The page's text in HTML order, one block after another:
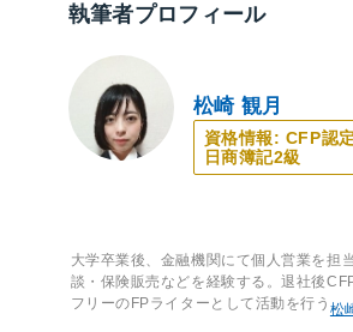
執筆者プロフィール
松崎 観月
資格情報: CFP認
日商簿記2級
大学卒業後、金融機関にて個人営業を担
談・保険販売などを経験する。退社後
フリーのFPライターとして活動を行う。
松